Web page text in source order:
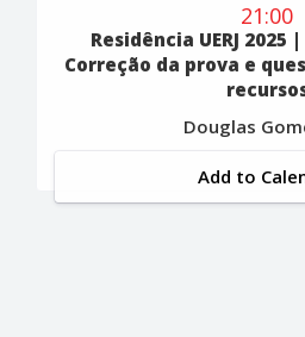
21:00
Residência UERJ 2025
Correção da prova e
Douglas
Add to